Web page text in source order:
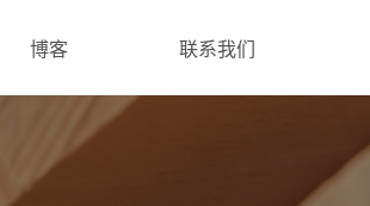
博客 联系我们